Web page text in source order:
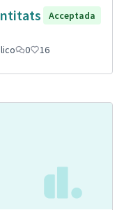
Acceptada
0 16